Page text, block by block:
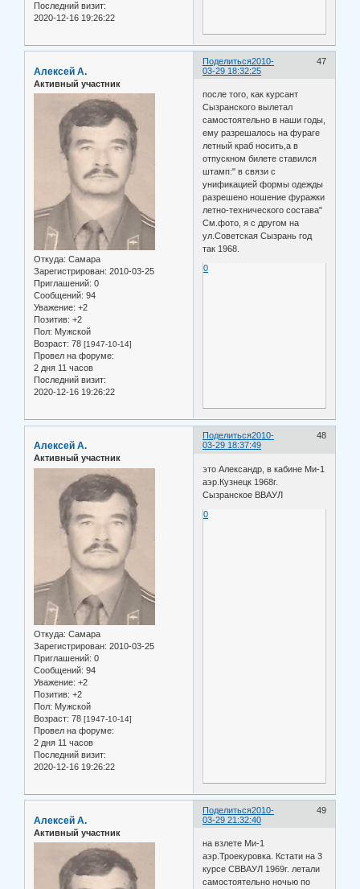
Последний визит:
2020-12-16 19:26:22
Поделиться 47
2010-
03-29 18:32:25
Алексей А.
Активный участник
Откуда: Самара
Зарегистрирован: 2010-03-25
Приглашений: 0
Сообщений: 94
Уважение: +2
Позитив: +2
Пол: Мужской
Возраст: 78 [1947-10-14]
Провел на форуме:
2 дня 11 часов
Последний визит:
2020-12-16 19:26:22
после того, как курсант
Сызранского вылетал
самостоятельно в наши годы,
ему разрешалось на фураге
летный краб носить,а в
отпускном билете ставился
штамп:" в связи с
унификацией формы одежды
разрешено ношение фуражки
летно-технического состава"
См.фото, я с другом на
ул.Советская Сызрань год
так 1968.
0
Поделиться 48
2010-
03-29 18:37:49
Алексей А.
Активный участник
Откуда: Самара
Зарегистрирован: 2010-03-25
Приглашений: 0
Сообщений: 94
Уважение: +2
Позитив: +2
Пол: Мужской
Возраст: 78 [1947-10-14]
Провел на форуме:
2 дня 11 часов
Последний визит:
2020-12-16 19:26:22
это Александр, в кабине Ми-1
аэр.Кузнецк 1968г.
Сызранское ВВАУЛ
0
Поделиться 49
2010-
03-29 21:32:40
Алексей А.
Активный участник
на взлете Ми-1
аэр.Троекуровка. Кстати на 3
курсе СВВАУЛ 1969г. летали
самостоятельно ночью по